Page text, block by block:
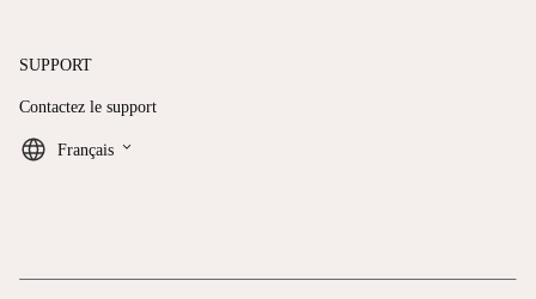
SUPPORT
Contactez le support
Français keyboard_arrow_down